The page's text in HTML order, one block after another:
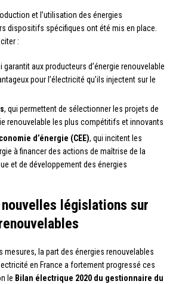
et l’utilisation des énergies
dispositifs spécifiques ont été mis en place.
:
garantit aux producteurs d’énergie renouvelable
pour l’électricité qu’ils injectent sur le
, qui permettent de sélectionner les projets de
renouvelable les plus compétitifs et innovants
d’énergie (CEE), qui incitent les
à financer des actions de maîtrise de la
et de développement des énergies
législations sur
mesures, la part des énergies renouvelables
en France a fortement progressé ces
le Bilan électrique 2020 du gestionnaire du